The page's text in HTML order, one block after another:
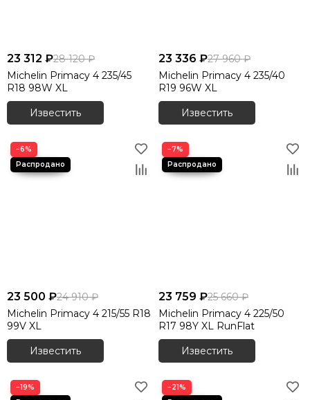
23 312 ₽28 120 ₽
Michelin Primacy 4 235/45
R18 98W XL
Известить
23 336 ₽27 960 ₽
Michelin Primacy 4 235/40
R19 96W XL
Известить
−6%
23 500 ₽24 910 ₽
Michelin Primacy 4 215/55 R18
99V XL
Известить
−7%
23 759 ₽25 660 ₽
Michelin Primacy 4 225/50
R17 98Y XL RunFlat
Известить
−19% −21%